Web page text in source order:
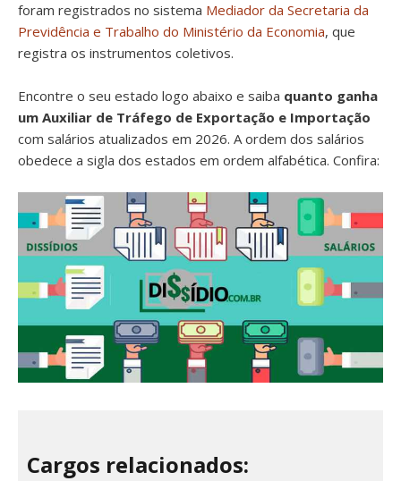
foram registrados no sistema Mediador da Secretaria da
Previdência e Trabalho do Ministério da Economia, que
registra os instrumentos coletivos.
Encontre o seu estado logo abaixo e saiba quanto ganha
um Auxiliar de Tráfego de Exportação e Importação
com salários atualizados em 2026. A ordem dos salários
obedece a sigla dos estados em ordem alfabética. Confira:
Cargos relacionados: